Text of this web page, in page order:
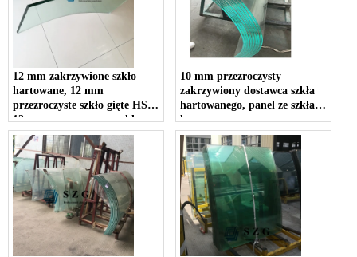
12 mm zakrzywione szkło
hartowane, 12 mm
przezroczyste szkło gięte HST,
12 mm przezroczyste szkło
hartowane wygrzewane
10 mm przezroczysty
zakrzywiony dostawca szkła
hartowanego, panel ze szkła
hartowanego wygrzewanego
termicznie, wygrzewane szkło
wygrzewane